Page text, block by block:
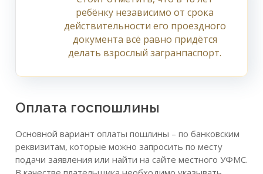
ребёнку независимо от срока
действительности его проездного
документа всё равно придётся
делать взрослый загранпаспорт.
Оплата госпошлины
Основной вариант оплаты пошлины – по банковским
реквизитам, которые можно запросить по месту
подачи заявления или найти на сайте местного УФМС.